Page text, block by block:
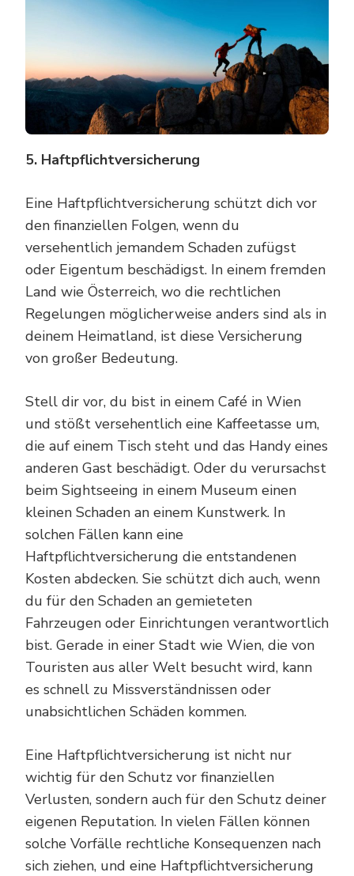
5. Haftpflichtversicherung
Eine Haftpflichtversicherung schützt dich vor
den finanziellen Folgen, wenn du
versehentlich jemandem Schaden zufügst
oder Eigentum beschädigst. In einem fremden
Land wie Österreich, wo die rechtlichen
Regelungen möglicherweise anders sind als in
deinem Heimatland, ist diese Versicherung
von großer Bedeutung.
Stell dir vor, du bist in einem Café in Wien
und stößt versehentlich eine Kaffeetasse um,
die auf einem Tisch steht und das Handy eines
anderen Gast beschädigt. Oder du verursachst
beim Sightseeing in einem Museum einen
kleinen Schaden an einem Kunstwerk. In
solchen Fällen kann eine
Haftpflichtversicherung die entstandenen
Kosten abdecken. Sie schützt dich auch, wenn
du für den Schaden an gemieteten
Fahrzeugen oder Einrichtungen verantwortlich
bist. Gerade in einer Stadt wie Wien, die von
Touristen aus aller Welt besucht wird, kann
es schnell zu Missverständnissen oder
unabsichtlichen Schäden kommen.
Eine Haftpflichtversicherung ist nicht nur
wichtig für den Schutz vor finanziellen
Verlusten, sondern auch für den Schutz deiner
eigenen Reputation. In vielen Fällen können
solche Vorfälle rechtliche Konsequenzen nach
sich ziehen, und eine Haftpflichtversicherung